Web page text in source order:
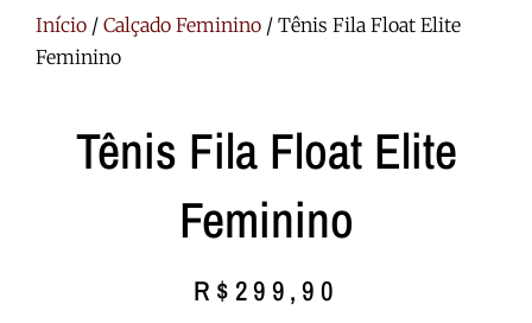
Início / Calçado Feminino / Tênis Fila Float Elite
Feminino
Tênis Fila Float Elite
Feminino
R$299,90